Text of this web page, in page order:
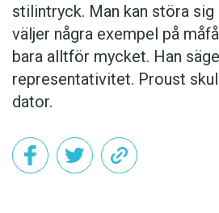
stilintryck. Man kan störa
väljer några exempel på
bara alltför mycket. Han
representativitet. Proust
dator.